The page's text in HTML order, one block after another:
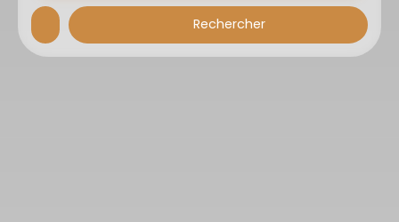
Rechercher